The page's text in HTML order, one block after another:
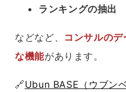
ランキングの抽出
などなど、 コンサルの
な機能があります。
🔗Ubun BASE（ウブンベ